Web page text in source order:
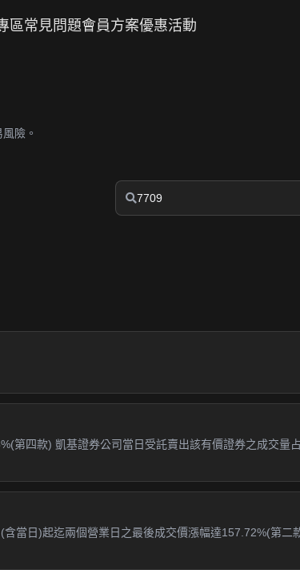
區常見問題會員方案優惠活動
險。
第四款) 凱基證券公司當日受託賣出該有價證券之成交量
當日)起迄兩個營業日之最後成交價漲幅達157.72%(第